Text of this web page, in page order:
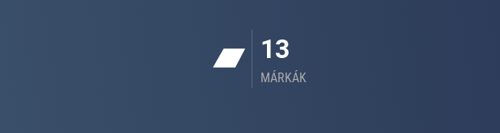
13
MÁRKÁK